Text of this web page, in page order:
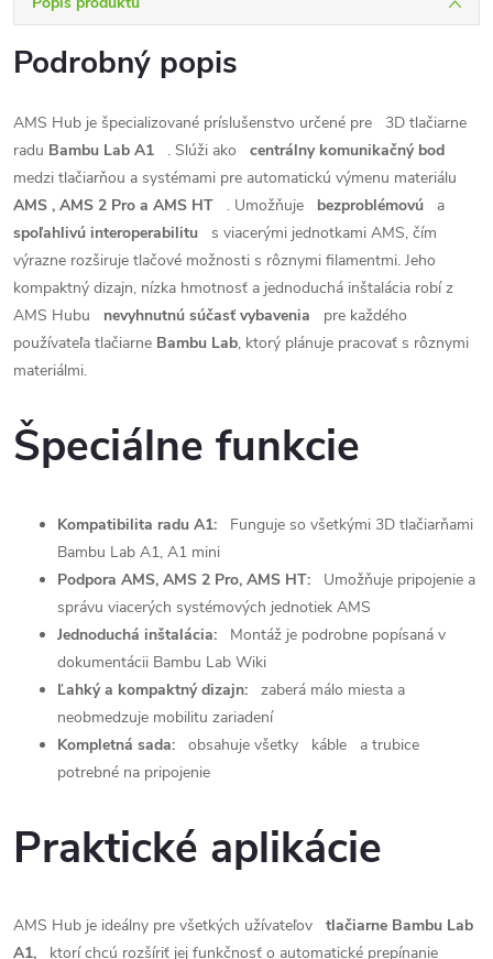
Podrobný popis
AMS Hub je špecializované príslušenstvo určené pre
3D tlačiarne
radu Bambu Lab A1 . Slúži ako
centrálny komunikačný bod
medzi tlačiarňou a systémami pre automatickú výmenu materiálu
AMS , AMS 2 Pro a AMS HT
. Umožňuje bezproblémovú
a
spoľahlivú interoperabilitu
s viacerými jednotkami AMS, čím
výrazne rozširuje tlačové možnosti s rôznymi filamentmi. Jeho
kompaktný dizajn, nízka hmotnosť a jednoduchá inštalácia robí z
AMS Hubu
nevyhnutnú súčasť vybavenia
pre každého
používateľa tlačiarne Bambu Lab, ktorý plánuje pracovať s rôznymi
materiálmi.
Špeciálne funkcie
Kompatibilita radu A1:
Funguje so všetkými 3D tlačiarňami
Bambu Lab A1, A1 mini
Podpora AMS, AMS 2 Pro, AMS HT:
Umožňuje pripojenie a
správu viacerých systémových jednotiek AMS
Jednoduchá inštalácia:
Montáž je podrobne popísaná v
dokumentácii Bambu Lab Wiki
Ľahký a kompaktný dizajn:
zaberá málo miesta a
neobmedzuje mobilitu zariadení
Kompletná sada:
obsahuje všetky káble
a trubice
potrebné na pripojenie
Praktické aplikácie
AMS Hub je ideálny pre všetkých užívateľov
tlačiarne Bambu Lab
A1,
ktorí chcú rozšíriť jej funkčnosť o automatické prepínanie